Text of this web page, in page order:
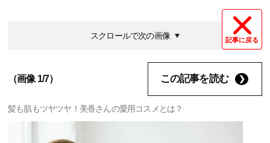
記事に戻る
スクロールで次の画像
（画像 1/7） この記事を読む
髪も肌もツヤツヤ！美香さんの愛用コスメとは？